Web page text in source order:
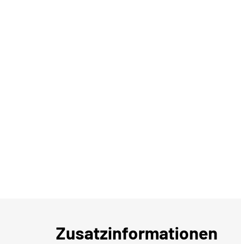
Zusatzinformationen